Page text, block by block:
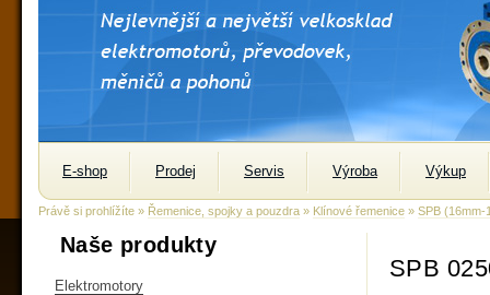
E-shop Prodej Servis Výroba Výkup
Právě si prohlížíte » Řemenice, spojky a pouzdra » Klínové řemenice » SPB (16mm-
Naše produkty
Elektromotory
SPB